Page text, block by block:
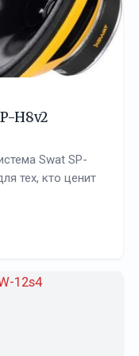
H8v2
Swat SP-
тех, кто ценит